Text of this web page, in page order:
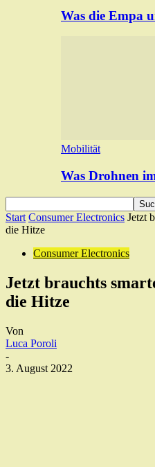
Was die Empa
Mobilität
Was Drohnen
Start Consumer Electronics Jetzt
die Hitze
Consumer Electronics
Jetzt brauchts
die Hitze
Von
Luca Poroli
-
3. August 2022